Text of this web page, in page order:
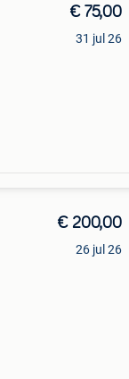
€ 75,00
31 jul 26
€ 200,00
26 jul 26